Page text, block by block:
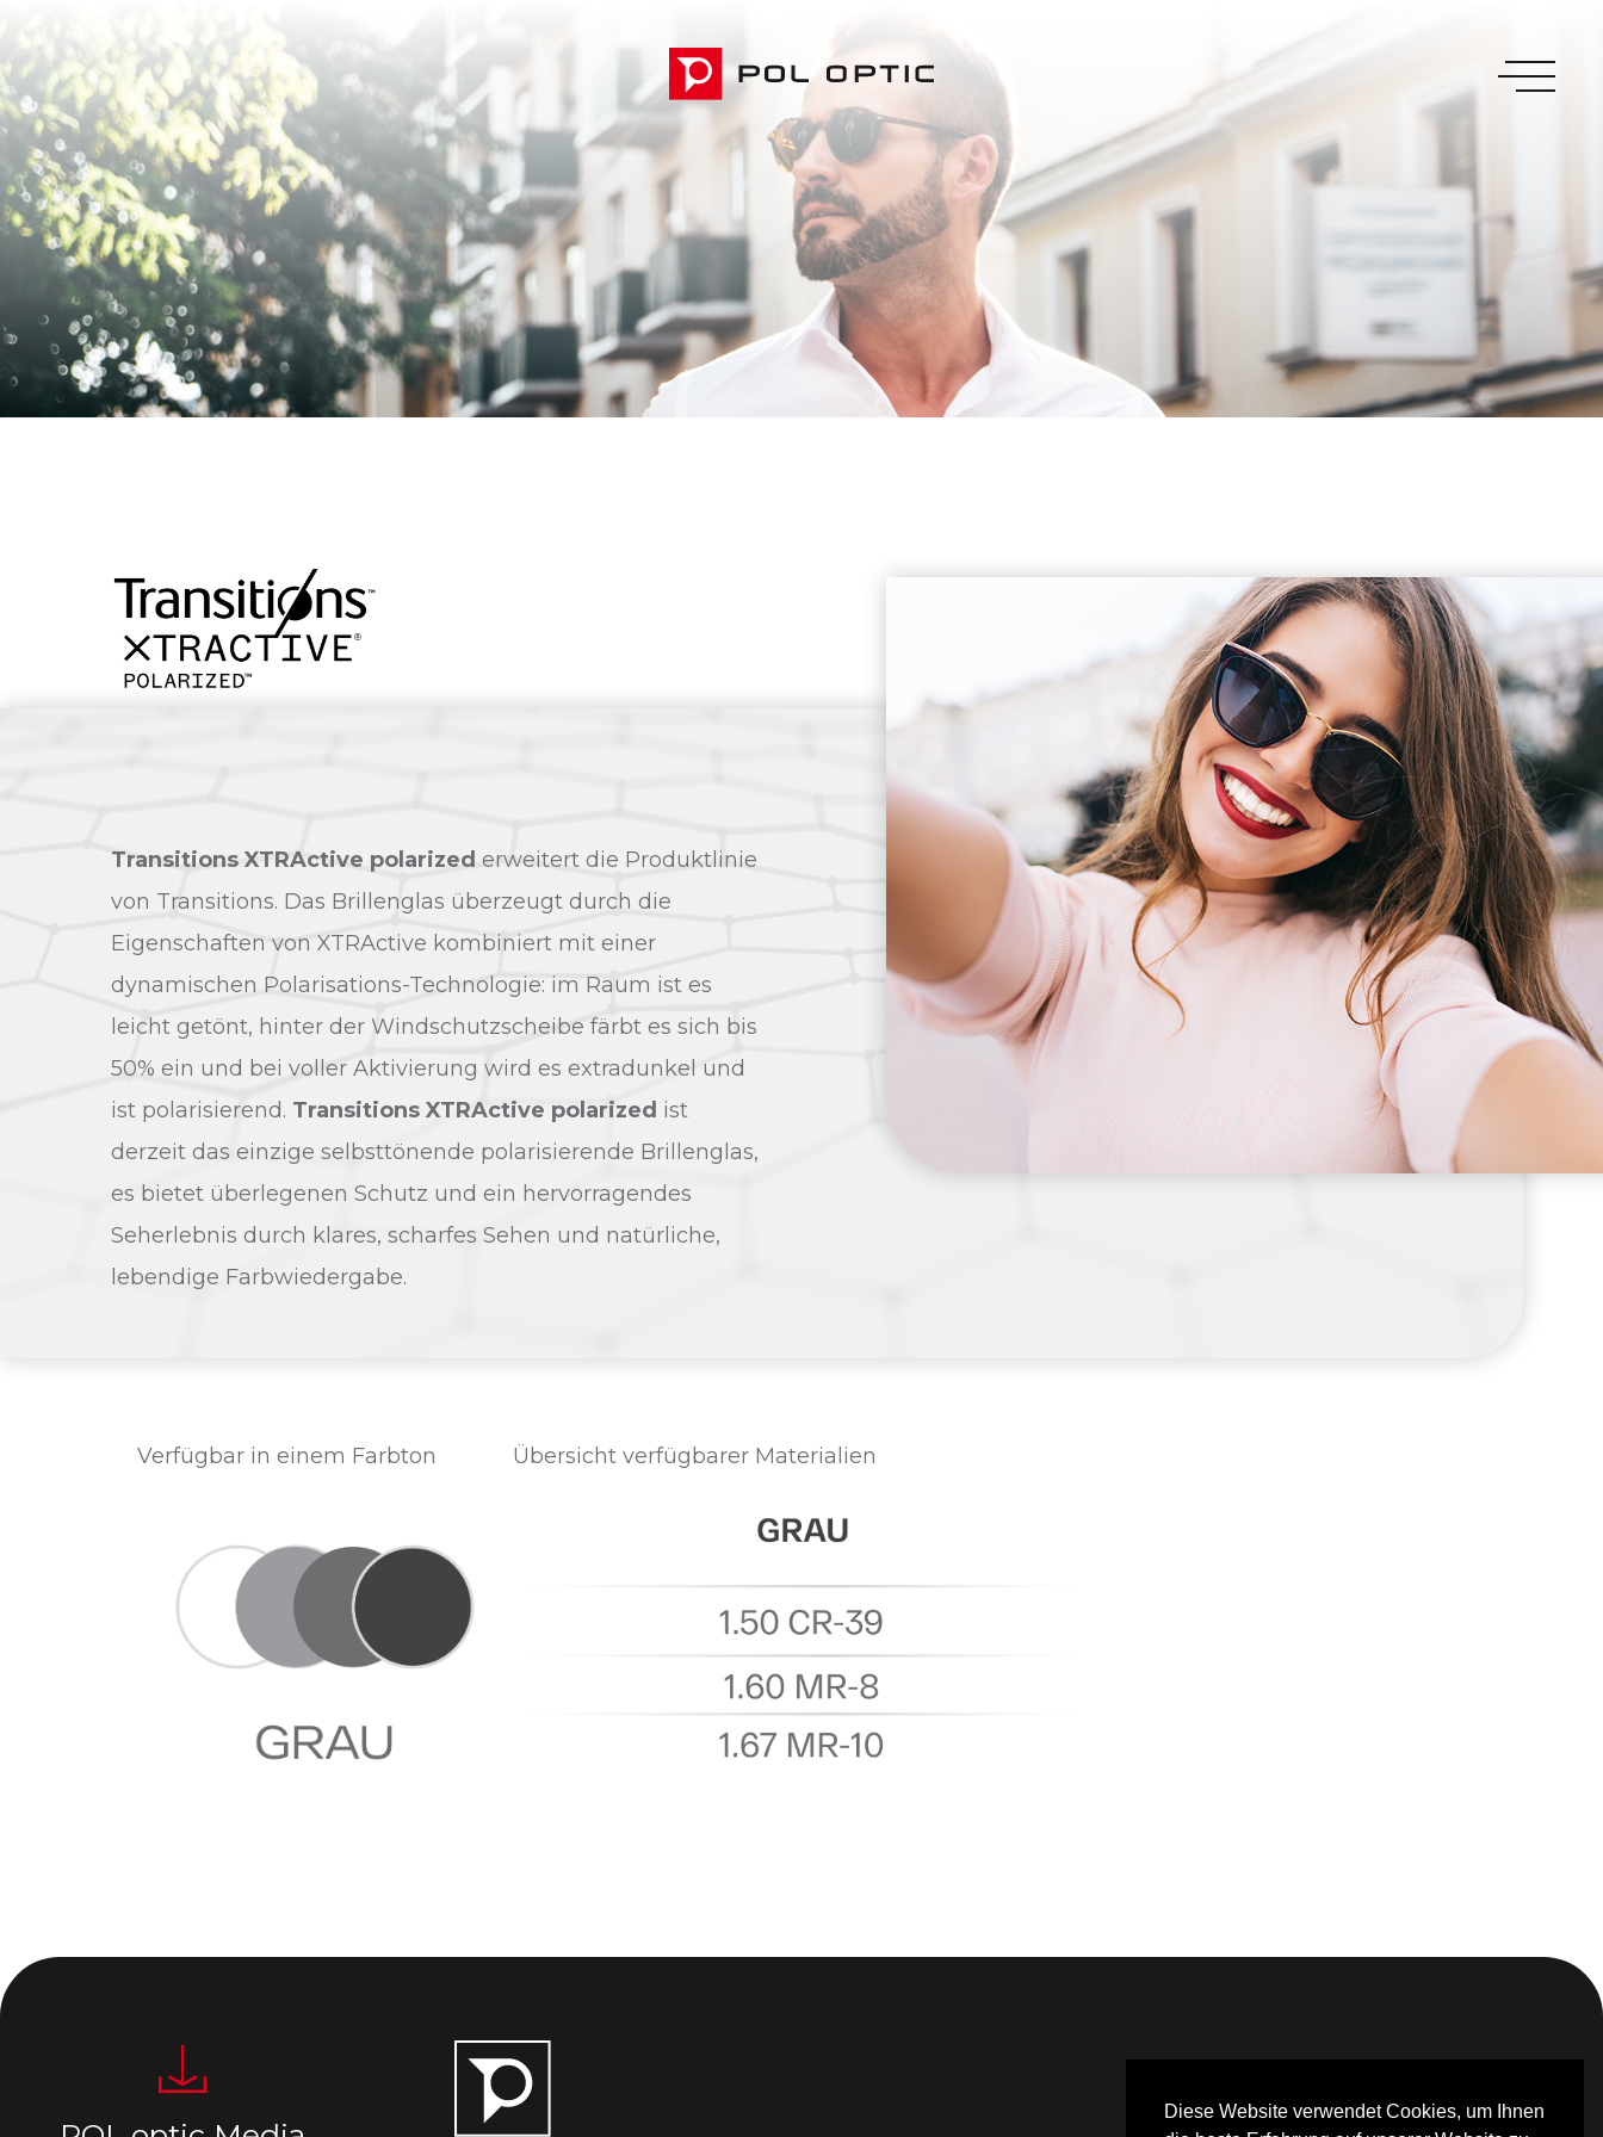
Diese Website verwendet Cookies, um Ihnen
Transitions XTRActive polarized erweitert die Produktlinie
von Transitions. Das Brillenglas überzeugt durch die
Eigenschaften von XTRActive kombiniert mit einer
dynamischen Polarisations-Technologie: im Raum ist es
leicht getönt, hinter der Windschutzscheibe färbt es sich bis
50% ein und bei voller Aktivierung wird es extradunkel und
ist polarisierend. Transitions XTRActive polarized ist
derzeit das einzige selbsttönende polarisierende Brillenglas,
es bietet überlegenen Schutz und ein hervorragendes
Seherlebnis durch klares, scharfes Sehen und natürliche,
lebendige Farbwiedergabe.
Verfügbar in einem Farbton Übersicht verfügbarer Materialien